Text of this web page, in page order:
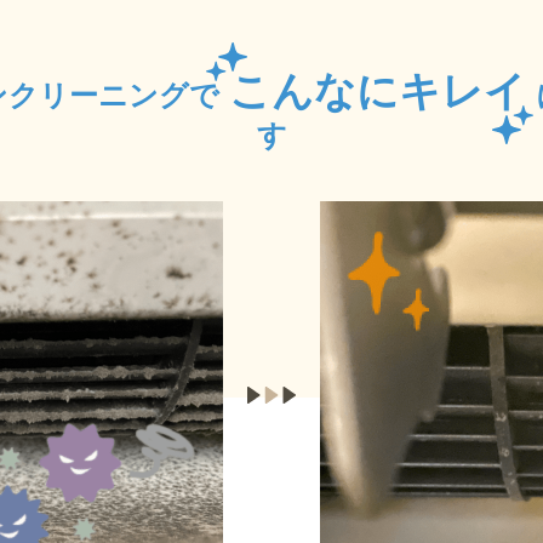
リーニングで こんなにキレイ
す